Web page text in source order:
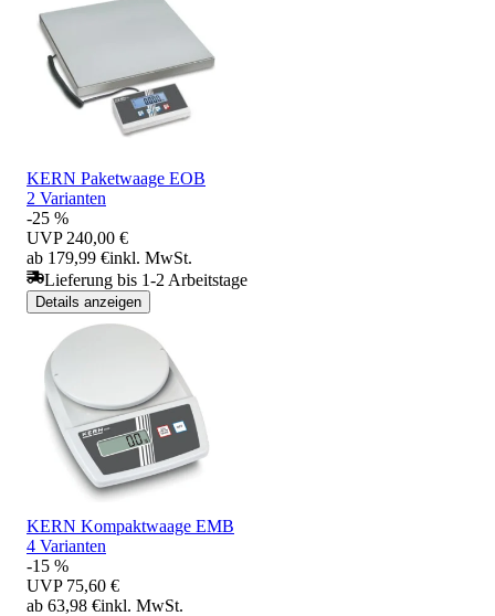
KERN Paketwaage EOB
2 Varianten
-25 %
UVP 240,00 €
ab 179,99 €inkl. MwSt.
Lieferung bis 1-2 Arbeitstage
Details anzeigen
KERN Kompaktwaage EMB
4 Varianten
-15 %
UVP 75,60 €
ab 63,98 €inkl. MwSt.